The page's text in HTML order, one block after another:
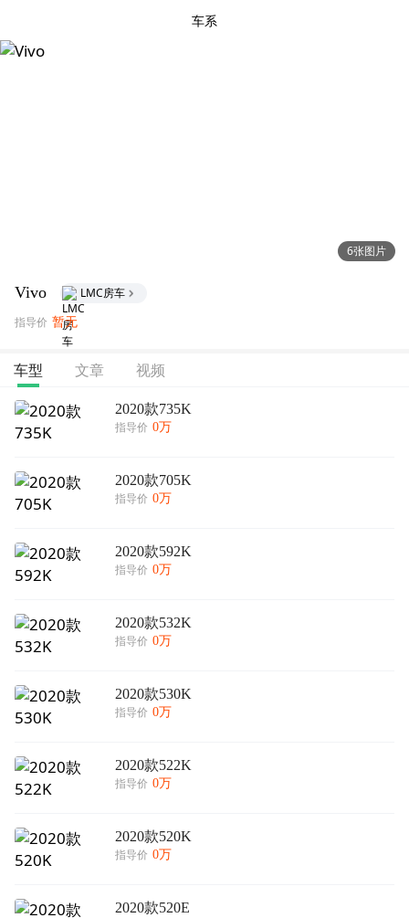
车系
6张图片
Vivo LMC房车
指导价 暂无
车型 文章 视频
2020款735K
指导价 0万
2020款705K
指导价 0万
2020款592K
指导价 0万
2020款532K
指导价 0万
2020款530K
指导价 0万
2020款522K
指导价 0万
2020款520K
指导价 0万
2020款520E